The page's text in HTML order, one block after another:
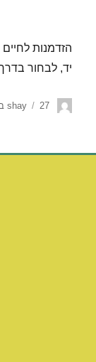
הזדמנות
יד, לבחור
shay 27 בנובמבר 2025